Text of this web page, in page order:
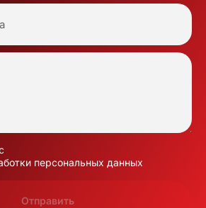
персональных данных
Отправить